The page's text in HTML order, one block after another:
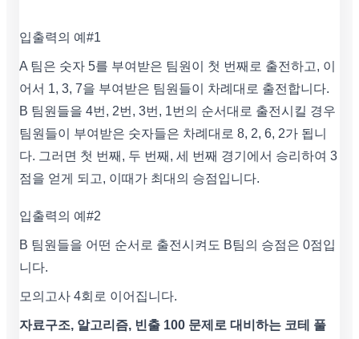
입출력의 예#1
A 팀은 숫자 5를 부여받은 팀원이 첫 번째로 출전하고, 이
어서 1, 3, 7을 부여받은 팀원들이 차례대로 출전합니다.
B 팀원들을 4번, 2번, 3번, 1번의 순서대로 출전시킬 경우
팀원들이 부여받은 숫자들은 차례대로 8, 2, 6, 2가 됩니
다. 그러면 첫 번째, 두 번째, 세 번째 경기에서 승리하여 3
점을 얻게 되고, 이때가 최대의 승점입니다.
입출력의 예#2
B 팀원들을 어떤 순서로 출전시켜도 B팀의 승점은 0점입
니다.
모의고사 4회로 이어집니다.
자료구조, 알고리즘, 빈출 100 문제로 대비하는 코테 풀